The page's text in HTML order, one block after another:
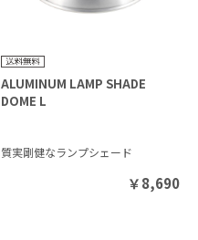
ALUMINUM LAMP SHADE
DOME L
質実剛健なランプシェード
￥8,690